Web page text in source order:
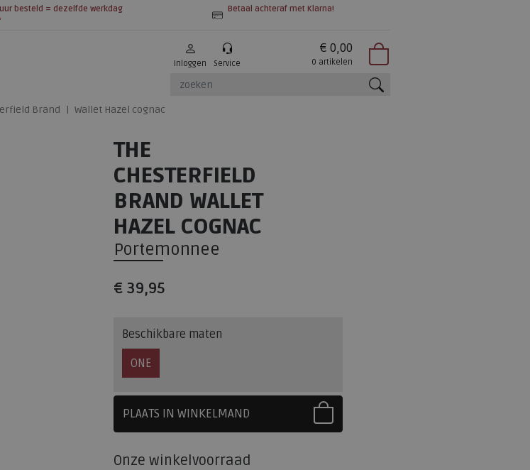
besteld = dezelfde werkdag
Betaal achteraf met Klarna!
Inloggen Service
€ 0,00
0 artikelen
Brand Wallet Hazel cognac
THE
CHESTERFIELD
BRAND WALLET
HAZEL COGNAC
Portemonnee
€ 39,95
Beschikbare maten
ONE
PLAATS IN WINKELMAND
Onze winkelvoorraad